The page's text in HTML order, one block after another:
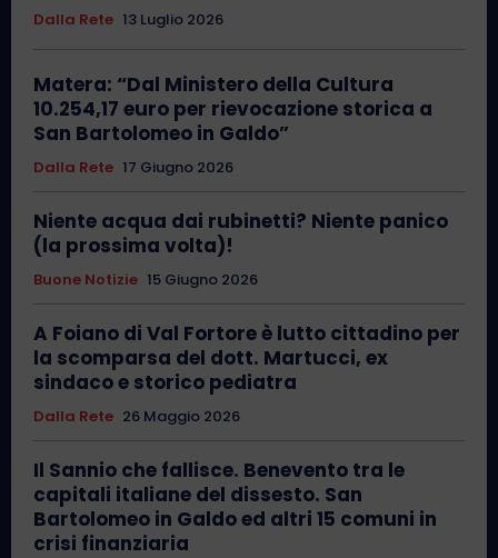
Dalla Rete 13 Luglio 2026
Matera: “Dal Ministero della Cultura
10.254,17 euro per rievocazione storica a
San Bartolomeo in Galdo”
Dalla Rete 17 Giugno 2026
Niente acqua dai rubinetti? Niente panico
(la prossima volta)!
Buone Notizie 15 Giugno 2026
A Foiano di Val Fortore è lutto cittadino per
la scomparsa del dott. Martucci, ex
sindaco e storico pediatra
Dalla Rete 26 Maggio 2026
Il Sannio che fallisce. Benevento tra le
capitali italiane del dissesto. San
Bartolomeo in Galdo ed altri 15 comuni in
crisi finanziaria